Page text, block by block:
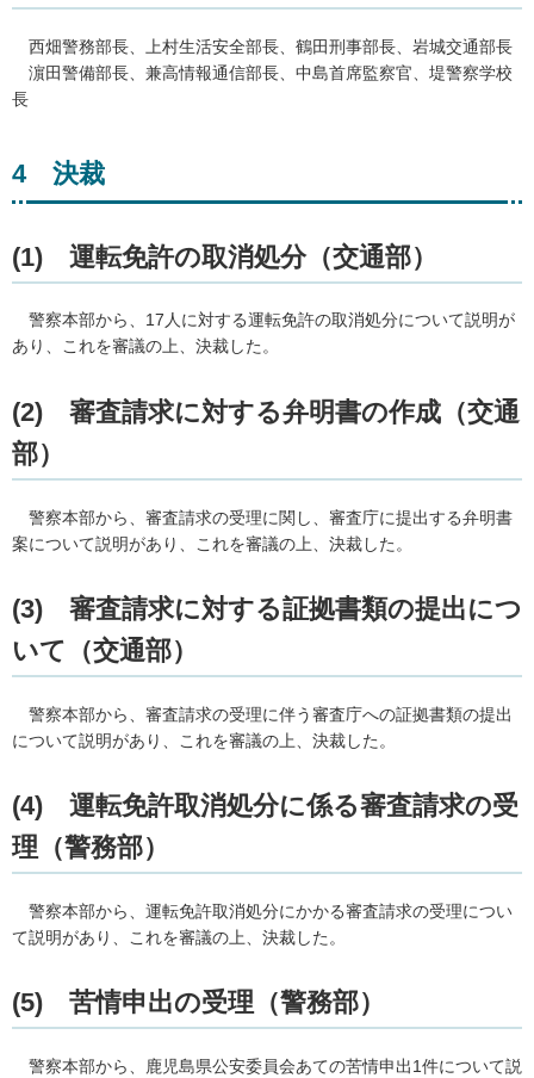
西畑警務部長、上村生活安全部長、鶴田刑事部長、岩城交通部長
濵田警備部長、兼高情報通信部長、中島首席監察官、堤警察学校
長
4 決裁
(1) 運転免許の取消処分（交通部）
警察本部から、17人に対する運転免許の取消処分について説明が
あり、これを審議の上、決裁した。
(2) 審査請求に対する弁明書の作成（交通
部）
警察本部から、審査請求の受理に関し、審査庁に提出する弁明書
案について説明があり、これを審議の上、決裁した。
(3) 審査請求に対する証拠書類の提出につ
いて（交通部）
警察本部から、審査請求の受理に伴う審査庁への証拠書類の提出
について説明があり、これを審議の上、決裁した。
(4) 運転免許取消処分に係る審査請求の受
理（警務部）
警察本部から、運転免許取消処分にかかる審査請求の受理につい
て説明があり、これを審議の上、決裁した。
(5) 苦情申出の受理（警務部）
警察本部から、鹿児島県公安委員会あての苦情申出1件について説